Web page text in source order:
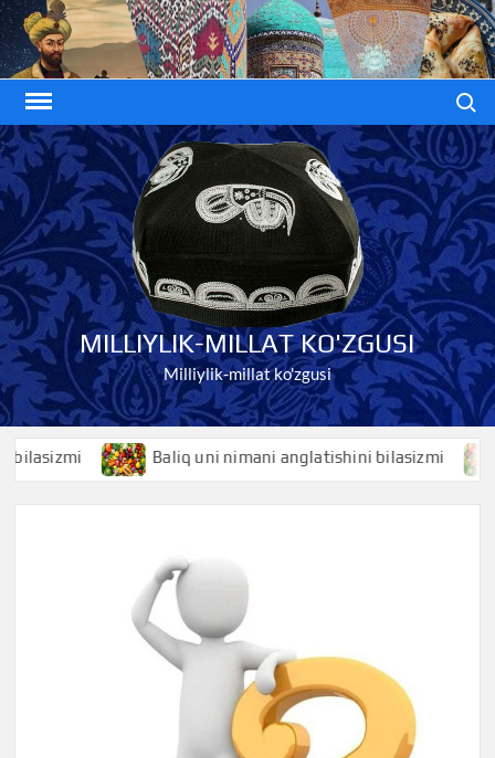
Skip
to
content
MILLIYLIK-MILLAT KO'ZGUSI
Milliylik-millat ko'zgusi
Baliq uni nimani anglatishini bilasizmi